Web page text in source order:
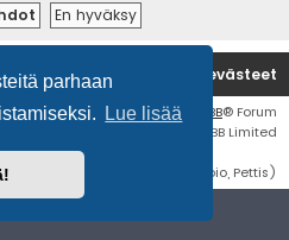
parhaan
Lue lisää
Poista evästeet
ohjelmisto phpBB® Forum
Software © phpBB Limited
phpBB Suomi (lurttinen, harritapio, Pettis)